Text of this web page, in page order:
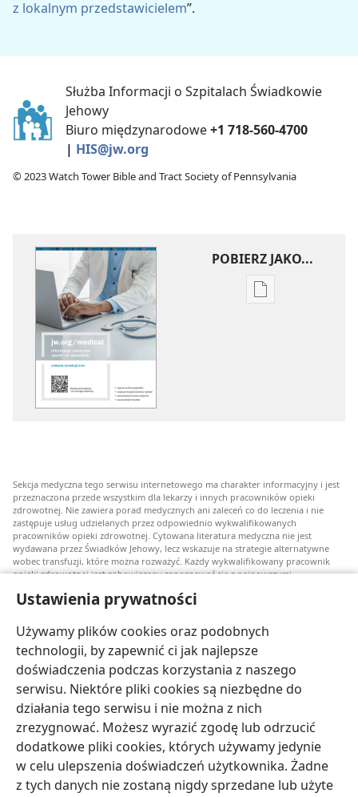
Ustawienia prywatności
Używamy plików cookies oraz podobnych
technologii, by zapewnić ci jak najlepsze
doświadczenia podczas korzystania z naszego
serwisu. Niektóre pliki cookies są niezbędne do
działania tego serwisu i nie można z nich
zrezygnować. Możesz wyrazić zgodę lub odrzucić
dodatkowe pliki cookies, których używamy jedynie
w celu ulepszenia doświadczeń użytkownika. Żadne
z tych danych nie zostaną nigdy sprzedane lub użyte
z lokalnym przedstawicielem”.
Służba Informacji o Szpitalach Świadkowie
Jehowy
Biuro międzynarodowe+1 718-560-4700
| HIS@jw.org
© 2023 Watch Tower Bible and Tract Society of Pennsylvania
POBIERZ JAKO...
Ustawienia
unikanie
transfuzji
krwi
Sekcja medyczna tego serwisu internetowego ma charakter informacyjny i jest
przeznaczona przede wszystkim dla lekarzy i innych pracowników opieki
zdrowotnej. Nie zawiera porad medycznych ani zaleceń co do leczenia i nie
zastępuje usług udzielanych przez odpowiednio wykwalifikowanych
pracowników opieki zdrowotnej. Cytowana literatura medyczna nie jest
wydawana przez Świadków Jehowy, lecz wskazuje na strategie alternatywne
wobec transfuzji, które można rozważyć. Każdy wykwalifikowany pracownik
opieki zdrowotnej jest zobowiązany zapoznawać się z najnowszymi
pomóc mu w dokonaniu wyboru stosownie do jego stanu zdrowia, życzeń,
wartości i przekonań. Nie wszystkie wymienione strategie są odpowiednie dla
wszystkich chorych i nie wszystkie są przez nich akceptowane.
W sprawie leczenia lub stanu zdrowia pacjenci zawsze powinni zasięgać
informacji u swojego lekarza lub innego wykwalifikowanego pracownika opieki
zdrowotnej. Jeżeli podejrzewasz, że jesteś chory, zgłoś się do lekarza.
Korzystanie z tego serwisu internetowego jest ograniczone warunkami jego
użytkowania.
Wyświetlanie